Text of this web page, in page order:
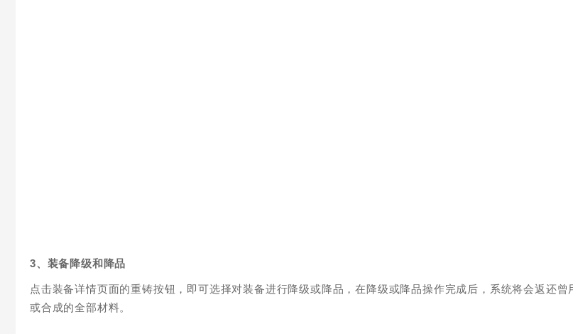
3、装备降级和降品
点击装备详情页面的重铸按钮，即可选择对装备进行降级或降品，在降级或降品操作完成后，系统将会返还曾
或合成的全部材料。